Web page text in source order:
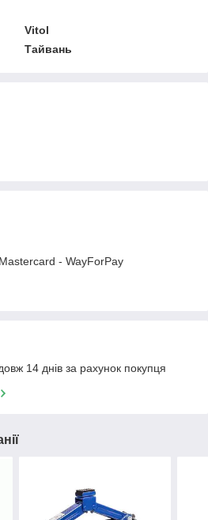
Vitol
Тайвань
- WayForPay
14 днів за рахунок покупця